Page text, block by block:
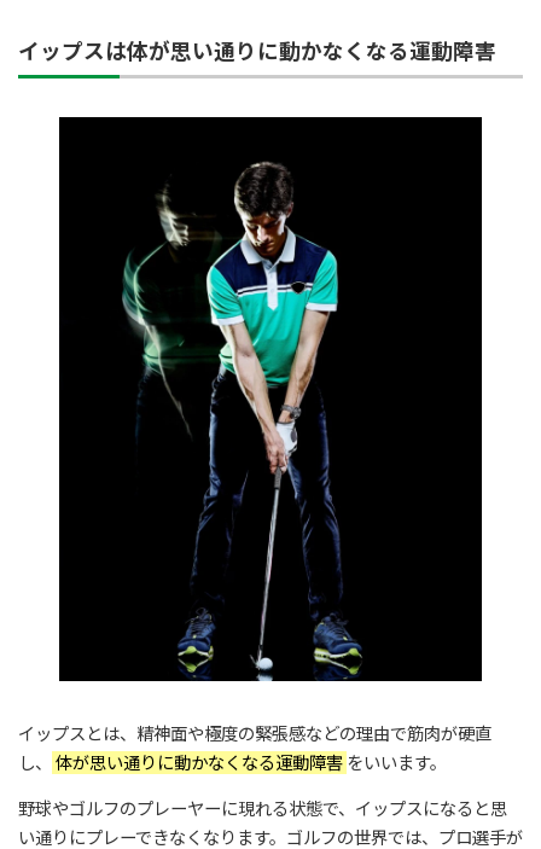
イップスは体が思い通りに動かなくなる運動障害
イップスとは、精神面や極度の緊張感などの理由で筋肉が硬直
し、
体が思い通りに動かなくなる運動障害 をいいます。
野球やゴルフのプレーヤーに現れる状態で、イップスになると思
い通りにプレーできなくなります。ゴルフの世界では、プロ選手が